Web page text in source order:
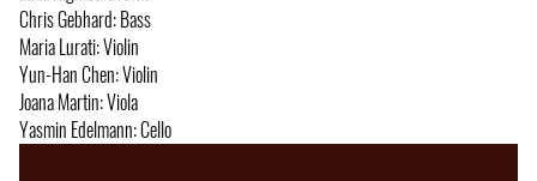
Chris Gebhard: Bass
Maria Lurati: Violin
Yun-Han Chen: Violin
Joana Martin: Viola
Yasmin Edelmann: Cello